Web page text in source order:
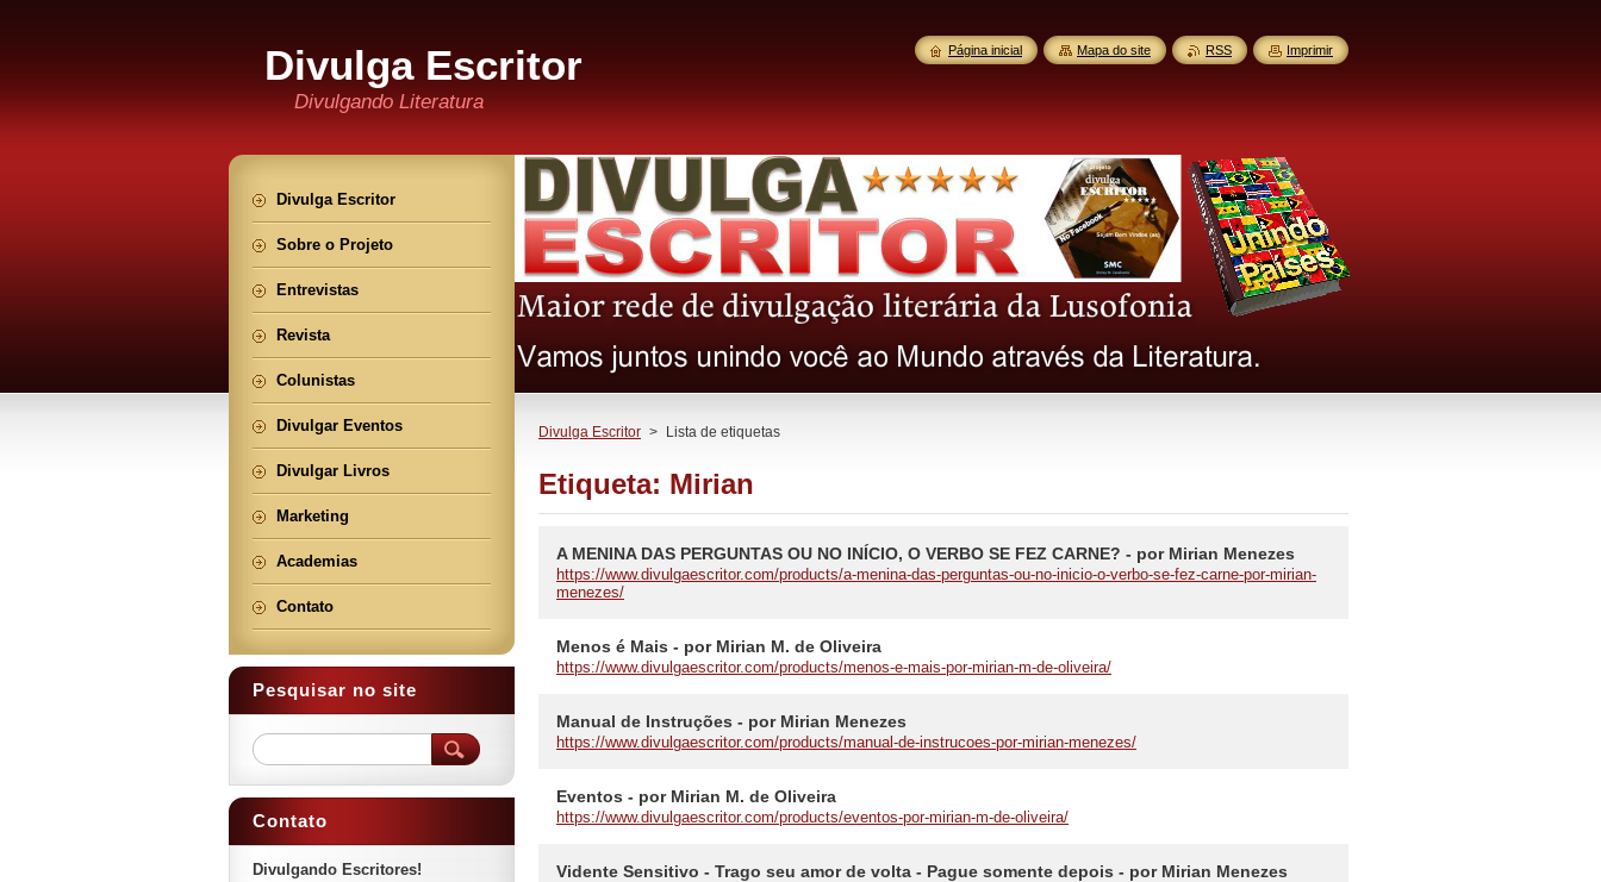
Divulga Escritor
Divulgando Literatura
Divulga Escritor > Lista de etiquetas
Etiqueta: Mirian
A MENINA DAS PERGUNTAS OU NO INÍCIO, O VERBO SE FEZ CARNE? - por Mirian Menezes
https://www.divulgaescritor.com/products/a-menina-das-perguntas-ou-no-inicio-o-verbo-se-fez-carne-por-mirian-
menezes/
Menos é Mais - por Mirian M. de Oliveira
https://www.divulgaescritor.com/products/menos-e-mais-por-mirian-m-de-oliveira/
Manual de Instruções - por Mirian Menezes
https://www.divulgaescritor.com/products/manual-de-instrucoes-por-mirian-menezes/
Eventos - por Mirian M. de Oliveira
https://www.divulgaescritor.com/products/eventos-por-mirian-m-de-oliveira/
Vidente Sensitivo - Trago seu amor de volta - Pague somente depois - por Mirian Menezes
Divulga Escritor
Sobre o Projeto
Entrevistas
Revista
Colunistas
Divulgar Eventos
Divulgar Livros
Marketing
Academias
Contato
Pesquisar no site
Contato
Divulgando Escritores!
Página inicial Mapa do site RSS Imprimir